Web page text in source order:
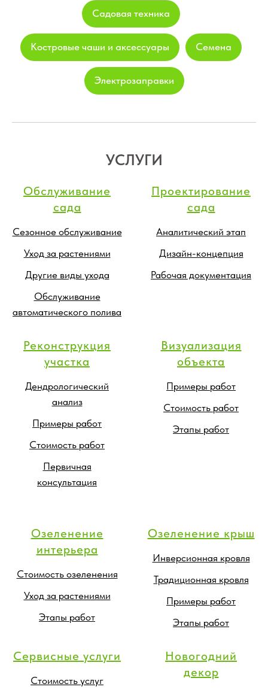
Садовая техника
Костровые чаши и аксессуары Семена
Электрозаправки
УСЛУГИ
Обслуживание
сада
Сезонное обслуживание
Уход за растениями
Другие виды ухода
Обслуживание
автоматического полива
Проектирование
сада
Аналитический этап
Дизайн-концепция
Рабочая документация
Реконструкция
участка
Дендрологический
анализ
Примеры работ
Стоимость работ
Первичная
консультация
Визуализация
объекта
Примеры работ
Стоимость работ
Этапы работ
Озеленение
интерьера
Стоимость озеленения
Уход за растениями
Этапы работ
Озеленение крыш
Инверсионная кровля
Традиционная кровля
Примеры работ
Этапы работ
Сервисные услуги
Стоимость услуг
Новогодний
декор